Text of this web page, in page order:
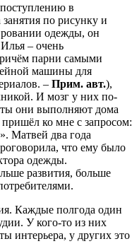
в
по рисунку и
одежды, он
– очень
парни самыми
машины для
– Прим. авт.),
И мозг у них по-
они выполняют дома
ко мне с запросом:
Матвей два года
что ему было
одежды.
развития, больше
Каждые полгода один
У кого-то из них
интерьера, у других это